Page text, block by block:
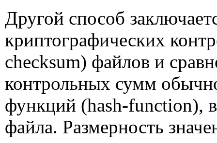
Другой способ
криптографических
checksum) файлов и
контрольных сумм
функций (hash-function),
файла. Размерность